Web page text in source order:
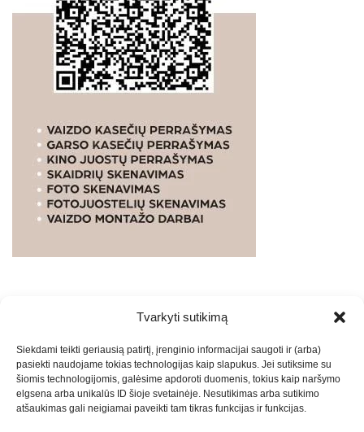
Tvarkyti sutikimą
Siekdami teikti geriausią patirtį, įrenginio informacijai saugoti ir (arba)
pasiekti naudojame tokias technologijas kaip slapukus. Jei sutiksime su
šiomis technologijomis, galėsime apdoroti duomenis, tokius kaip naršymo
elgsena arba unikalūs ID šioje svetainėje. Nesutikimas arba sutikimo
atšaukimas gali neigiamai paveikti tam tikras funkcijas ir funkcijas.
PASLAUGOS. SEO tekstų rašymas, turinio kūrimas,
straipsnių rašymas ir talpinimas į mūsų valdomas
svetaines.2026Armijai.LTTheme: Express News ByAdore
Themes.